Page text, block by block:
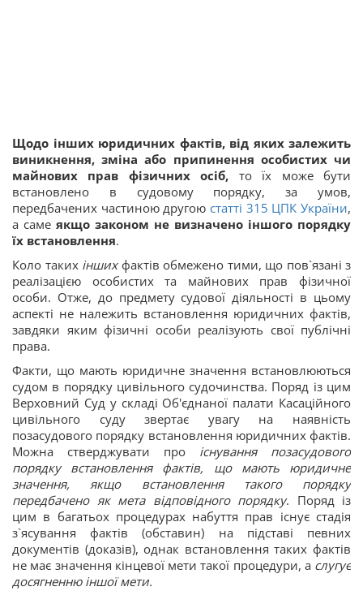
Щодо інших юридичних фактів, від яких залежить
виникнення, зміна або припинення особистих чи
майнових прав фізичних осіб, то їх може бути
встановлено в судовому порядку, за умов,
передбачених частиною другою статті 315 ЦПК України,
а саме якщо законом не визначено іншого порядку
їх встановлення.
Коло таких інших фактів обмежено тими, що пов`язані з
реалізацією особистих та майнових прав фізичної
особи. Отже, до предмету судової діяльності в цьому
аспекті не належить встановлення юридичних фактів,
завдяки яким фізичні особи реалізують свої публічні
права.
Факти, що мають юридичне значення встановлюються
судом в порядку цивільного судочинства. Поряд із цим
Верховний Суд у складі Об'єднаної палати Касаційного
цивільного суду звертає увагу на наявність
позасудового порядку встановлення юридичних фактів.
Можна стверджувати про існування позасудового
порядку встановлення фактів, що мають юридичне
значення, якщо встановлення такого порядку
передбачено як мета відповідного порядку. Поряд із
цим в багатьох процедурах набуття прав існує стадія
з`ясування фактів (обставин) на підставі певних
документів (доказів), однак встановлення таких фактів
не має значення кінцевої мети такої процедури, а слугує
досягненню іншої мети.